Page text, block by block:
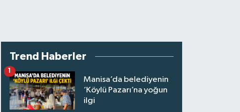
Trend Haberler
Manisa’da belediyenin
‘Köylü Pazarı’na yoğun
ilgi
1